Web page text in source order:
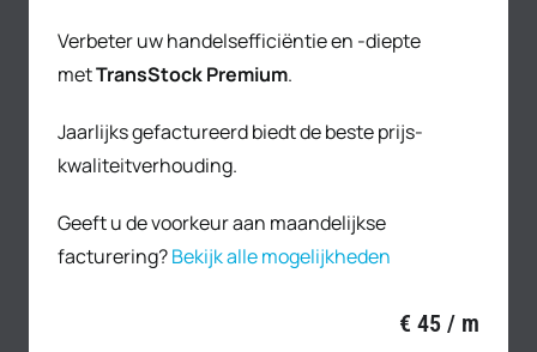
Verbeter uw handelsefficiëntie en -diepte
metTransStock Premium.
Jaarlijks gefactureerd biedt de beste prijs-
kwaliteitverhouding.
Geeft u de voorkeur aan maandelijkse
facturering?Bekijk alle mogelijkheden
€ 45 / m